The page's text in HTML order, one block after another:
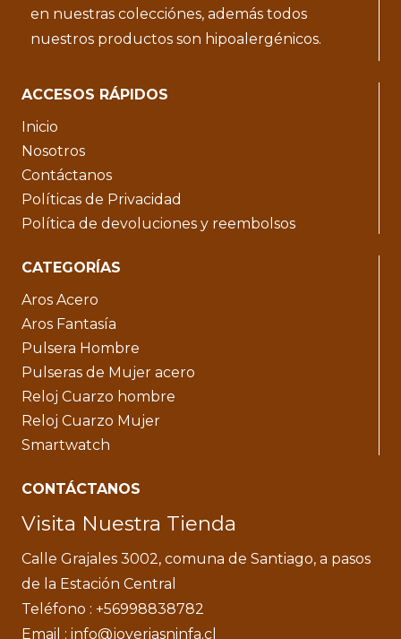
en nuestras colecciónes, además todos
nuestros productos son hipoalergénicos.
ACCESOS RÁPIDOS
Inicio
Nosotros
Contáctanos
Políticas de Privacidad
Política de devoluciones y reembolsos
CATEGORÍAS
Aros Acero
Aros Fantasía
Pulsera Hombre
Pulseras de Mujer acero
Reloj Cuarzo hombre
Reloj Cuarzo Mujer
Smartwatch
CONTÁCTANOS
Visita Nuestra Tienda
Calle Grajales 3002, comuna de Santiago, a pasos
de la Estación Central
Teléfono : +56998838782
Email : info@joyeriasninfa.cl